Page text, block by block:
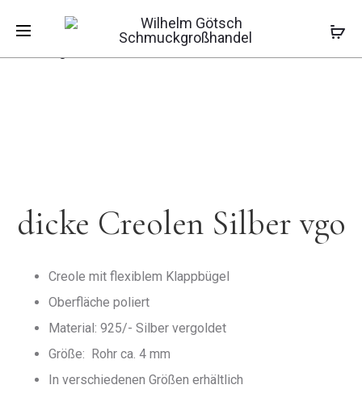
DICKE
CREOLEN
STÄBCHEN
Start Ohrschmuck Creolen
dicke Creolen
dicke Creolen Silber vgo
Creole mit flexiblem Klappbügel
Oberfläche poliert
Material: 925/- Silber vergoldet
Größe: Rohr ca. 4 mm
In verschiedenen Größen erhältlich